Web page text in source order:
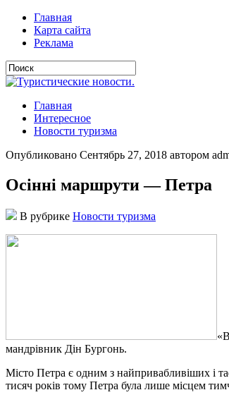
Главная
Карта сайта
Реклама
Главная
Интересное
Новости туризма
Опубликовано Сентябрь 27, 2018 автором
Осінні маршрути — Петра
В рубрике Новости туризма
мандрівник Дін Бургонь.
Місто Петра є одним з найпривабливіших і
тисяч років тому Петра була лише місцем